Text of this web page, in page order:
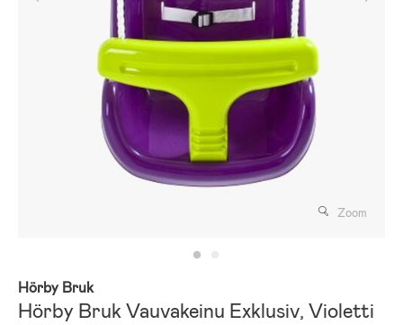
Zoom
Hörby Bruk
Hörby Bruk Vauvakeinu Exklusiv, Violetti